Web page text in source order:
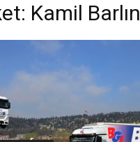
Kamil Barlın